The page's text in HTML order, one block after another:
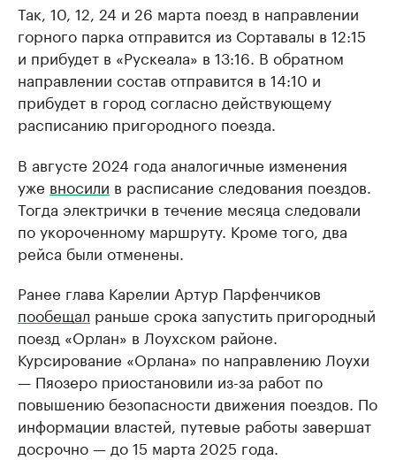
Так, 10, 12, 24 и 26 марта поезд в направлении
горного парка отправится из Сортавалы в 12:15
и прибудет в «Рускеала» в 13:16. В обратном
направлении состав отправится в 14:10 и
прибудет в город согласно действующему
расписанию пригородного поезда.
В августе 2024 года аналогичные изменения
уже вносили в расписание следования поездов.
Тогда электрички в течение месяца следовали
по укороченному маршруту. Кроме того, два
рейса были отменены.
Ранее глава Карелии Артур Парфенчиков
пообещал раньше срока запустить пригородный
поезд «Орлан» в Лоухском районе.
Курсирование «Орлана» по направлению Лоухи
— Пяозеро приостановили из-за работ по
повышению безопасности движения поездов. По
информации властей, путевые работы завершат
досрочно — до 15 марта 2025 года.